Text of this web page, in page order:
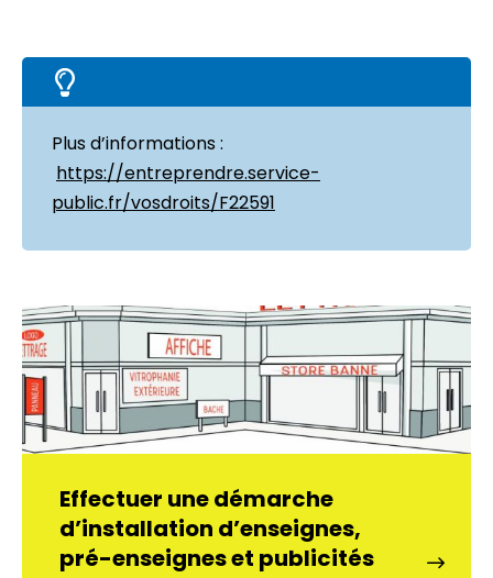
Plus d’informations :
https://entreprendre.service-
public.fr/vosdroits/F22591
Effectuer une démarche
d’installation d’enseignes,
pré-enseignes et publicités